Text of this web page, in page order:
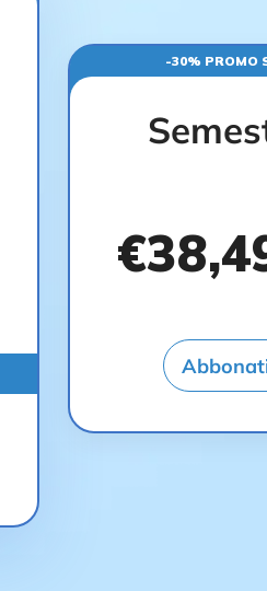
-30% PROMO